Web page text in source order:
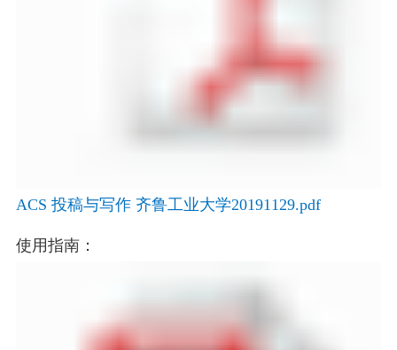
ACS 投稿与写作 齐鲁工业大学20191129.pdf
使用指南：